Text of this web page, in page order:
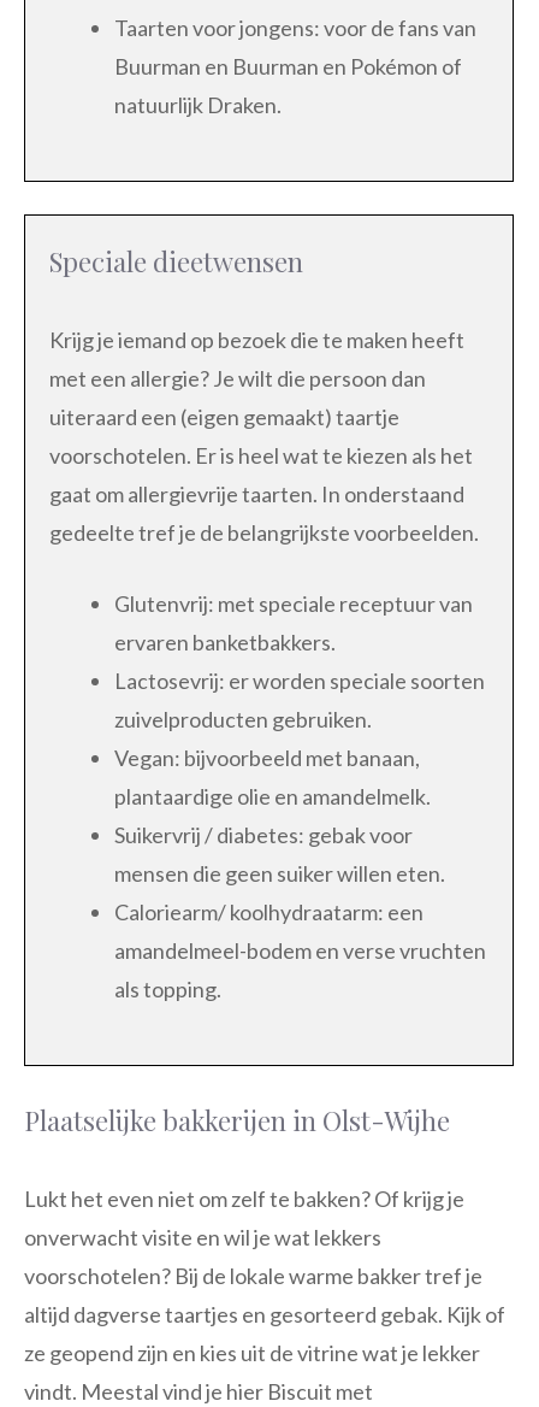
Taarten voor jongens: voor de fans van
Buurman en Buurman en Pokémon of
natuurlijk Draken.
Speciale dieetwensen
Krijg je iemand op bezoek die te maken heeft
met een allergie? Je wilt die persoon dan
uiteraard een (eigen gemaakt) taartje
voorschotelen. Er is heel wat te kiezen als het
gaat om allergievrije taarten. In onderstaand
gedeelte tref je de belangrijkste voorbeelden.
Glutenvrij: met speciale receptuur van
ervaren banketbakkers.
Lactosevrij: er worden speciale soorten
zuivelproducten gebruiken.
Vegan: bijvoorbeeld met banaan,
plantaardige olie en amandelmelk.
Suikervrij / diabetes: gebak voor
mensen die geen suiker willen eten.
Caloriearm/ koolhydraatarm: een
amandelmeel-bodem en verse vruchten
als topping.
Plaatselijke bakkerijen in Olst-Wijhe
Lukt het even niet om zelf te bakken? Of krijg je
onverwacht visite en wil je wat lekkers
voorschotelen? Bij de lokale warme bakker tref je
altijd dagverse taartjes en gesorteerd gebak. Kijk of
ze geopend zijn en kies uit de vitrine wat je lekker
vindt. Meestal vind je hier Biscuit met